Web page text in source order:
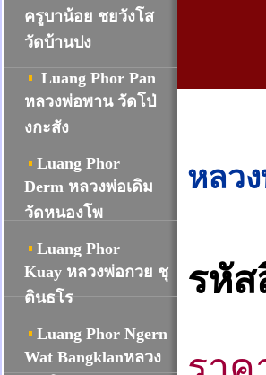
ครูบาน้อย ชยวังโส
วัดบ้านปง
Luang Phor Pan
หลวงพ่อพาน วัดโป่
งกะสัง
Luang Phor
Derm หลวงพ่อเดิม
วัดหนองโพ
Luang Phor
Kuay หลวงพ่อกวย ชุ
ตินธโร
Luang Phor Ngern
Wat Bangklanหลวง
หลว
รหั